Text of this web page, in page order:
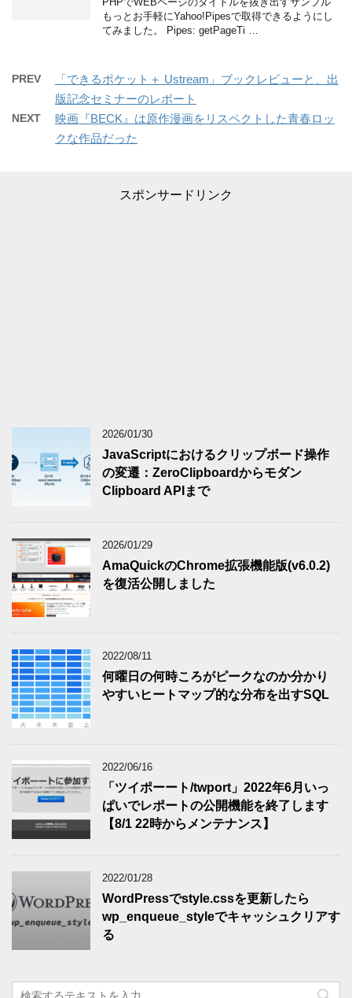
もっとお手軽にYahoo!Pipesで取得できるようにし
てみました。 Pipes: getPageTi …
PREV
「できるポケット＋ Ustream」ブックレビューと、出
版記念セミナーのレポート
NEXT
映画『BECK』は原作漫画をリスペクトした青春ロッ
クな作品だった
スポンサードリンク
2026/01/30
JavaScriptにおけるクリップボード操作
の変遷：ZeroClipboardからモダン
Clipboard APIまで
2026/01/29
AmaQuickのChrome拡張機能版(v6.0.2)
を復活公開しました
2022/08/11
何曜日の何時ころがピークなのか分かり
やすいヒートマップ的な分布を出すSQL
2022/06/16
「ツイポーート/twport」2022年6月いっ
ぱいでレポートの公開機能を終了します
【8/1 22時からメンテナンス】
2022/01/28
WordPressでstyle.cssを更新したら
wp_enqueue_styleでキャッシュクリアす
る